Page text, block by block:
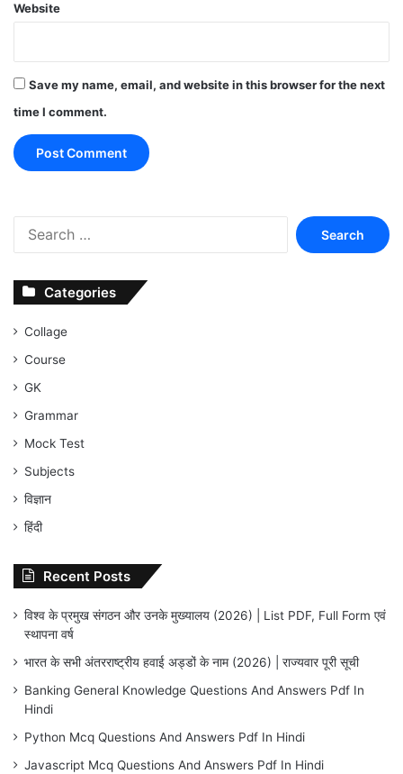
Website
Save my name, email, and website in this browser for the next
time I comment.
Search
for:
Categories
Collage
Course
GK
Grammar
Mock Test
Subjects
विज्ञान
हिंदी
Recent Posts
विश्व के प्रमुख संगठन और उनके मुख्यालय (2026) | List PDF, Full Form एवं
स्थापना वर्ष
भारत के सभी अंतरराष्ट्रीय हवाई अड्डों के नाम (2026) | राज्यवार पूरी सूची
Banking General Knowledge Questions And Answers Pdf In
Hindi
Python Mcq Questions And Answers Pdf In Hindi
Javascript Mcq Questions And Answers Pdf In Hindi